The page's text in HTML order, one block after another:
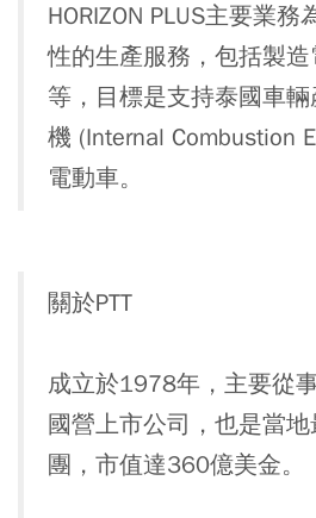
HORIZON PLUS主要業
性的生產服務，包括製
等，目標是支持泰國車
機 (Internal Combustion
電動車。
關於PTT
成立於1978年，主要從
國營上市公司，也是當
團，市值達360億美金。